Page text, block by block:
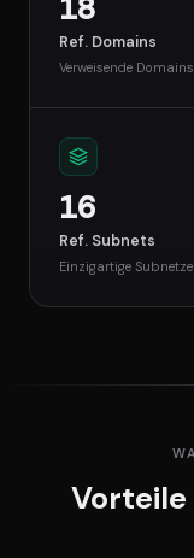
18
Ref. Domains
Verweisende Domains
16
Ref. Subnets
Einzigartige Subnetze
Vorteile